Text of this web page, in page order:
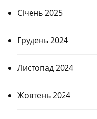
Січень 2025
Грудень 2024
Листопад 2024
Жовтень 2024